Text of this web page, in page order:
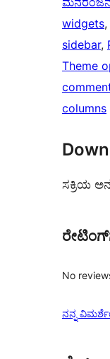
widgets,
sidebar,
Theme
columns
ಸಕ್ರಿಯ
No
ನನ್ನ